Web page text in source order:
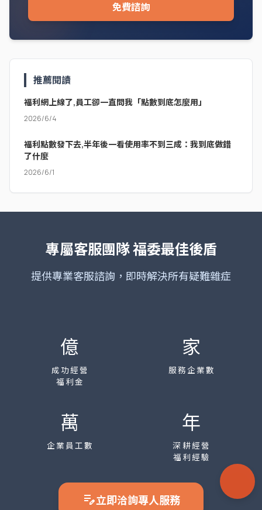
免費諮詢
推薦閱讀
福利網上線了,員工卻一直問我「點數到底怎麼用」
2026/6/4
福利點數發下去,半年後一看使用率不到三成：我到底做錯
了什麼
2026/6/1
專屬客服團隊福委最佳後盾
提供專業客服諮詢，即時解決所有疑難雜症
億
成功經營
福利金
家
服務企業數
萬
企業員工數
年
深耕經營
福利經驗
edit_note立即洽詢專人服務